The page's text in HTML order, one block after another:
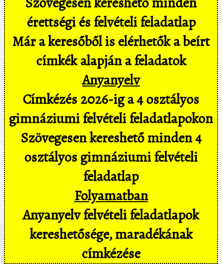
érettségi és felvételi feladatlap
Már a keresőből is elérhetők a beírt
címkék alapján a feladatok
Anyanyelv
Címkézés 2026-ig a 4 osztályos
gimnáziumi felvételi feladatlapokon
Szövegesen kereshető minden 4
osztályos gimnáziumi felvételi
feladatlap
Folyamatban
Anyanyelv felvételi feladatlapok
kereshetősége, maradékának
címkézése